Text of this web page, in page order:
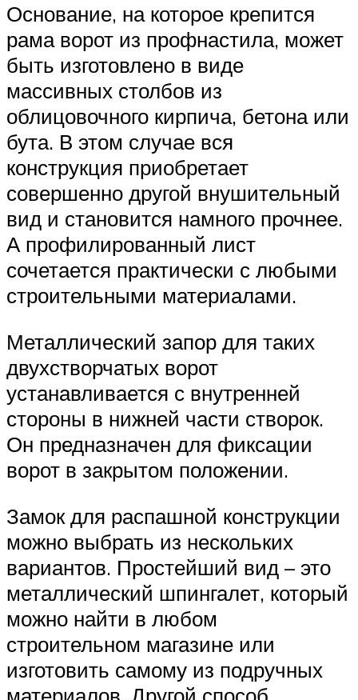
Основание, на которое крепится
рама ворот из профнастила, может
быть изготовлено в виде
массивных столбов из
облицовочного кирпича, бетона или
бута. В этом случае вся
конструкция приобретает
совершенно другой внушительный
вид и становится намного прочнее.
А профилированный лист
сочетается практически с любыми
строительными материалами.
Металлический запор для таких
двухстворчатых ворот
устанавливается с внутренней
стороны в нижней части створок.
Он предназначен для фиксации
ворот в закрытом положении.
Замок для распашной конструкции
можно выбрать из нескольких
вариантов. Простейший вид – это
металлический шпингалет, который
можно найти в любом
строительном магазине или
изготовить самому из подручных
материалов. Другой способ